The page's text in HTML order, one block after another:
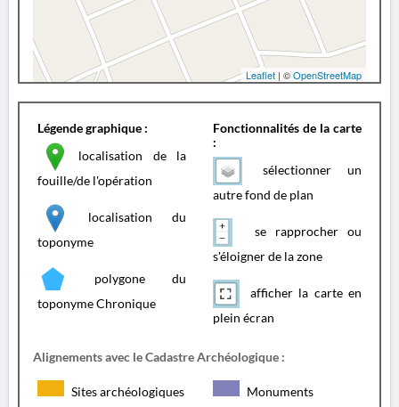
Leaflet | ©OpenStreetMap
Légende graphique :
localisation de la
fouille/de l'opération
localisation du
toponyme
polygone du
toponyme Chronique
Fonctionnalités de la carte
:
sélectionner un
autre fond de plan
se rapprocher ou
s'éloigner de la zone
afficher la carte en
plein écran
Alignements avec le Cadastre Archéologique :
Sites archéologiques Monuments